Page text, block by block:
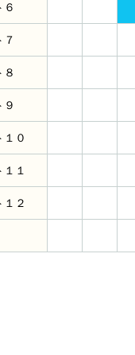
６
７
８
９
１０
１
１２